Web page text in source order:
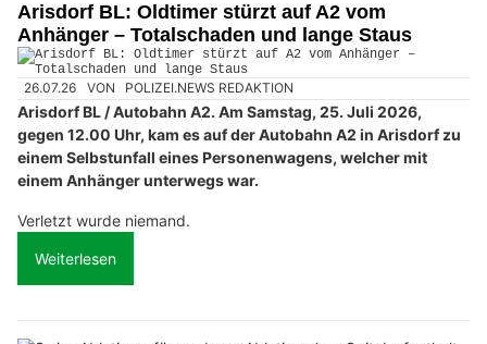
Arisdorf BL: Oldtimer stürzt auf A2 vom
Anhänger – Totalschaden und lange Staus
26.07.26 VON POLIZEI.NEWS REDAKTION
Arisdorf BL / Autobahn A2. Am Samstag, 25. Juli 2026,
gegen 12.00 Uhr, kam es auf der Autobahn A2 in Arisdorf zu
einem Selbstunfall eines Personenwagens, welcher mit
einem Anhänger unterwegs war.
Verletzt wurde niemand.
Weiterlesen